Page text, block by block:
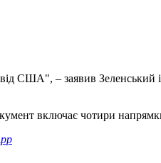
США", – заявив Зеленський
включає чотири